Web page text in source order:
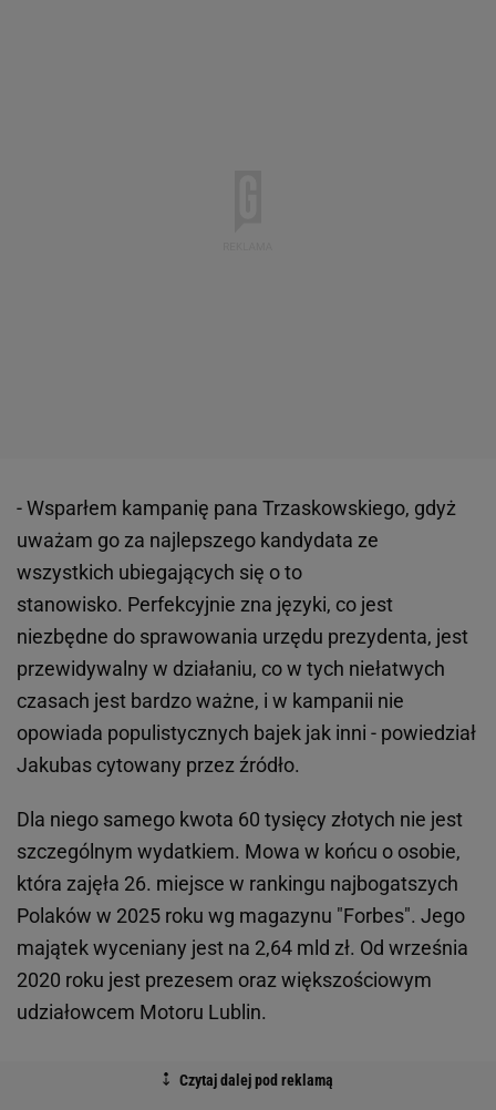
- Wsparłem kampanię pana Trzaskowskiego, gdyż
uważam go za najlepszego kandydata ze
wszystkich ubiegających się o to
stanowisko. Perfekcyjnie zna języki, co jest
niezbędne do sprawowania urzędu prezydenta, jest
przewidywalny w działaniu, co w tych niełatwych
czasach jest bardzo ważne, i w kampanii nie
opowiada populistycznych bajek jak inni - powiedział
Jakubas cytowany przez źródło.
Dla niego samego kwota 60 tysięcy złotych nie jest
szczególnym wydatkiem. Mowa w końcu o osobie,
która zajęła 26. miejsce w rankingu najbogatszych
Polaków w 2025 roku wg magazynu "Forbes". Jego
majątek wyceniany jest na 2,64 mld zł. Od września
2020 roku jest prezesem oraz większościowym
udziałowcem Motoru Lublin.